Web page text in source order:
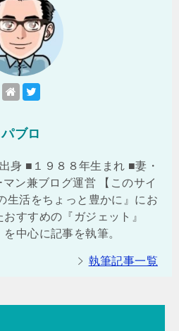
パブロ
身 ■１９８８年生まれ ■妻・
ン兼ブログ運営 【このサイ
生活をちょっと豊かに』にお
すすめの『ガジェット』
中心に記事を執筆。
執筆記事一覧